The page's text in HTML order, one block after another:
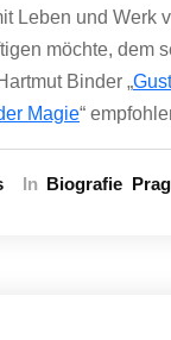
Leben und Werk
möchte, dem
Binder „
Magie“
In Biografie Prag